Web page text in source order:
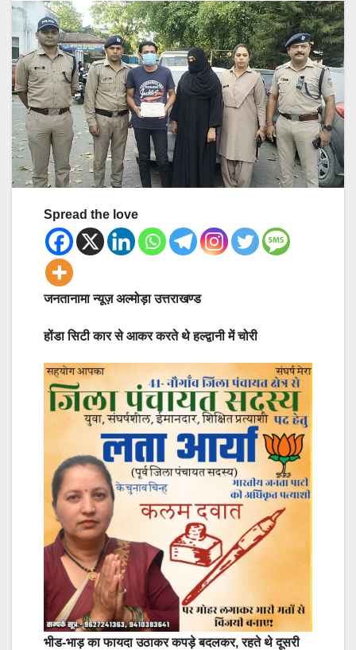
Spread the love
जनतानामा न्यूज़ अल्मोड़ा उत्तराखण्ड
होंडा सिटी कार से आकर करते थे हल्द्वानी में चोरी
भीड-भाड़ का फायदा उठाकर कपड़े बदलकर, रहते थे दूसरी